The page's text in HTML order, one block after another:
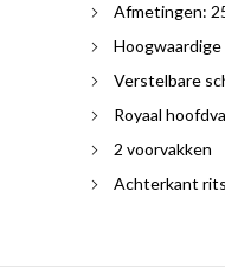
Afmetingen:
Verstelbare
Royaal
2 voorvakken
Achterkant